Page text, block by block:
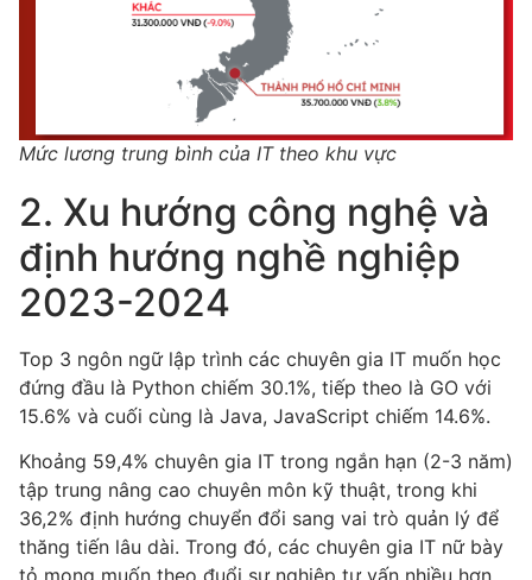
Mức lương trung bình của IT theo khu vực
2. Xu hướng công nghệ và
định hướng nghề nghiệp
2023-2024
Top 3 ngôn ngữ lập trình các chuyên gia IT muốn học
đứng đầu là Python chiếm 30.1%, tiếp theo là GO với
15.6% và cuối cùng là Java, JavaScript chiếm 14.6%.
Khoảng 59,4% chuyên gia IT trong ngắn hạn (2-3 năm)
tập trung nâng cao chuyên môn kỹ thuật, trong khi
36,2% định hướng chuyển đổi sang vai trò quản lý để
thăng tiến lâu dài. Trong đó, các chuyên gia IT nữ bày
tỏ mong muốn theo đuổi sự nghiệp tư vấn nhiều hơn